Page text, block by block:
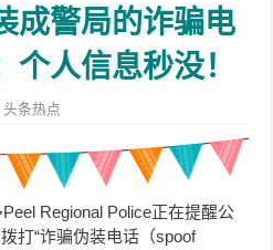
成警局的诈骗电
人信息秒没！
头条热点
Regional Police正在提醒公
打“诈骗伪装电话（spoof